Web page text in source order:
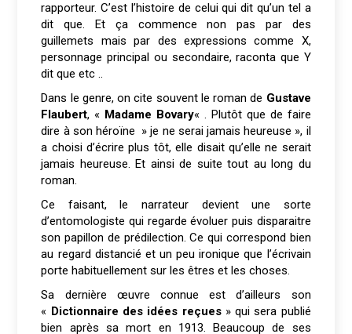
rapporteur. C’est l’histoire de celui qui dit qu’un tel a
dit que. Et ça commence non pas par des
guillemets mais par des expressions comme X,
personnage principal ou secondaire, raconta que Y
dit que etc ..
Dans le genre, on cite souvent le roman de Gustave
Flaubert, « Madame Bovary« . Plutôt que de faire
dire à son héroïne » je ne serai jamais heureuse », il
a choisi d’écrire plus tôt, elle disait qu’elle ne serait
jamais heureuse. Et ainsi de suite tout au long du
roman.
Ce faisant, le narrateur devient une sorte
d’entomologiste qui regarde évoluer puis disparaitre
son papillon de prédilection. Ce qui correspond bien
au regard distancié et un peu ironique que l’écrivain
porte habituellement sur les êtres et les choses.
Sa dernière œuvre connue est d’ailleurs son
« Dictionnaire des idées reçues» qui sera publié
bien après sa mort en 1913. Beaucoup de ses